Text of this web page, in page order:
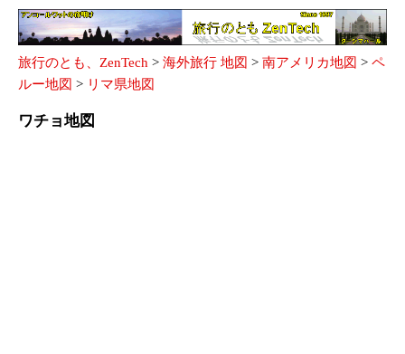
旅行のとも、ZenTech > 海外旅行 地図 > 南アメリカ地図 > ペ
ルー地図 > リマ県地図
ワチョ地図